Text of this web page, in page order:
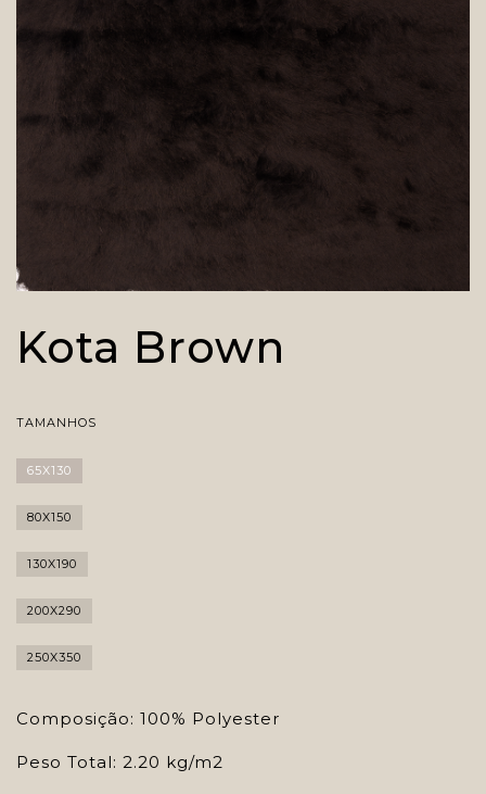
Kota Brown
TAMANHOS
65X130
80X150
130X190
200X290
250X350
Composição: 100% Polyester
Peso Total: 2.20 kg/m2